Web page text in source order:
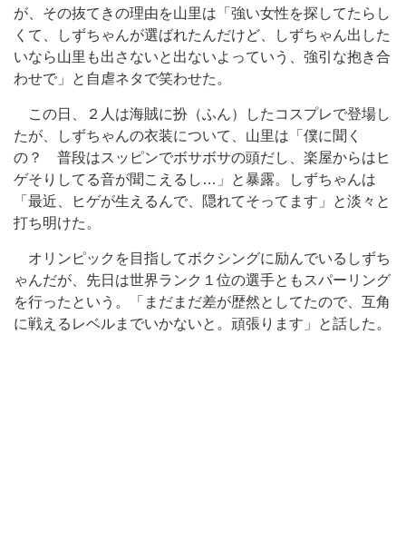
が、その抜てきの理由を山里は「強い女性を探してたらし
くて、しずちゃんが選ばれたんだけど、しずちゃん出した
いなら山里も出さないと出ないよっていう、強引な抱き合
わせで」と自虐ネタで笑わせた。
この日、２人は海賊に扮（ふん）したコスプレで登場し
たが、しずちゃんの衣装について、山里は「僕に聞く
の？ 普段はスッピンでボサボサの頭だし、楽屋からはヒ
ゲそりしてる音が聞こえるし…」と暴露。しずちゃんは
「最近、ヒゲが生えるんで、隠れてそってます」と淡々と
打ち明けた。
オリンピックを目指してボクシングに励んでいるしずち
ゃんだが、先日は世界ランク１位の選手ともスパーリング
を行ったという。「まだまだ差が歴然としてたので、互角
に戦えるレベルまでいかないと。頑張ります」と話した。